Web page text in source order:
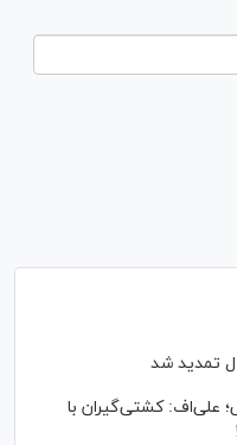
علی‌اف: کشتی‌گیران با